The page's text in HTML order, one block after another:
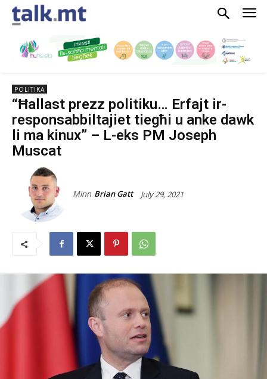
POLITIKA
“Ħallast prezz politiku… Erfajt ir-
responsabbiltajiet tiegħi u anke dawk
li ma kinux” – L-eks PM Joseph
Muscat
Minn Brian Gatt July 29, 2021